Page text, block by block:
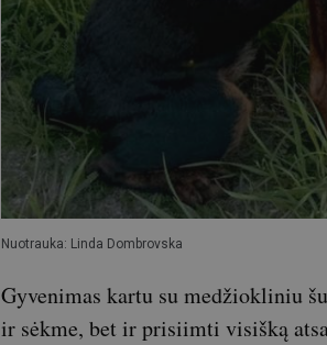
Nuotrauka: Linda Dombrovska
Gyvenimas kartu su medžiokliniu
ir sėkme, bet ir prisiimti visišką